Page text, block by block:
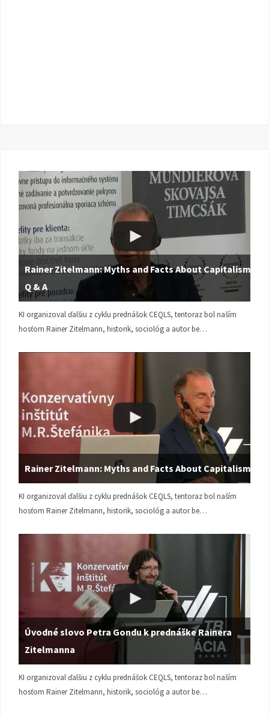
Rainer Zitelmann: Myths and Facts About Capitalism |
Q & A
KI organizoval ďalšiu z cyklu prednášok CEQLS, tentoraz bol naším
hosťom Rainer Zitelmann, historik, sociológ a autor be…
Rainer Zitelmann: Myths and Facts About Capitalism
KI organizoval ďalšiu z cyklu prednášok CEQLS, tentoraz bol naším
hosťom Rainer Zitelmann, historik, sociológ a autor be…
Úvodné slovo Petra Gondu k prednáške Rainera
Zitelmanna
KI organizoval ďalšiu z cyklu prednášok CEQLS, tentoraz bol naším
hosťom Rainer Zitelmann, historik, sociológ a autor be…